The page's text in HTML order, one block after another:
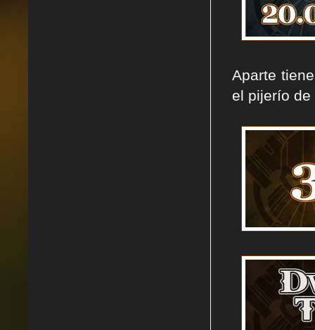
Aparte
el pijerío de